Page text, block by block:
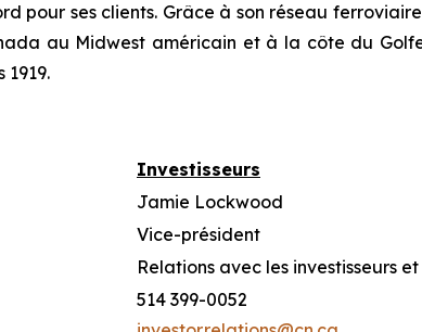
ses clients. Grâce à son réseau
au Midwest américain et à la côte du
Investisseurs
Jamie Lockwood
Vice-président
Relations avec les investisseurs
514 399-0052